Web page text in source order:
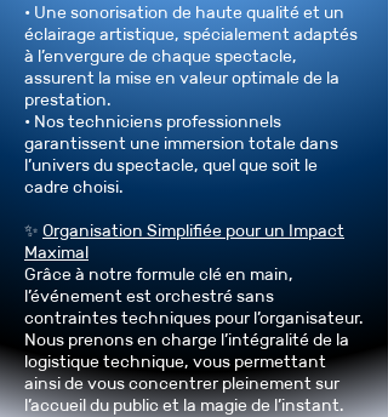
• Une sonorisation de haute qualité et un
éclairage artistique, spécialement adaptés
à l’envergure de chaque spectacle,
assurent la mise en valeur optimale de la
prestation.
• Nos techniciens professionnels
garantissent une immersion totale dans
l’univers du spectacle, quel que soit le
cadre choisi.
✨ Organisation Simplifiée pour un Impact
Maximal
Grâce à notre formule clé en main,
l’événement est orchestré sans
contraintes techniques pour l’organisateur.
Nous prenons en charge l’intégralité de la
logistique technique, vous permettant
ainsi de vous concentrer pleinement sur
l’accueil du public et la magie de l’instant.